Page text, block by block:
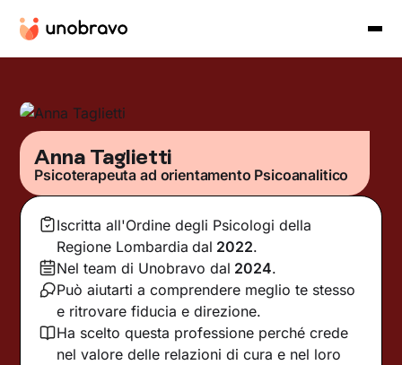
Anna Taglietti
Psicoterapeuta ad orientamento Psicoanalitico
Iscritta all'Ordine degli Psicologi della
Regione Lombardia dal 2022.
Nel team di Unobravo dal 2024.
Può aiutarti a comprendere meglio te stesso
e ritrovare fiducia e direzione.
Ha scelto questa professione perché crede
nel valore delle relazioni di cura e nel loro